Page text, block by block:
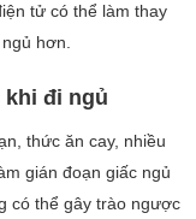
tử có thể làm thay
hơn.
khi đi ngủ
thức ăn cay, nhiều
gián đoạn giấc ngủ
có thể gây trào ngược